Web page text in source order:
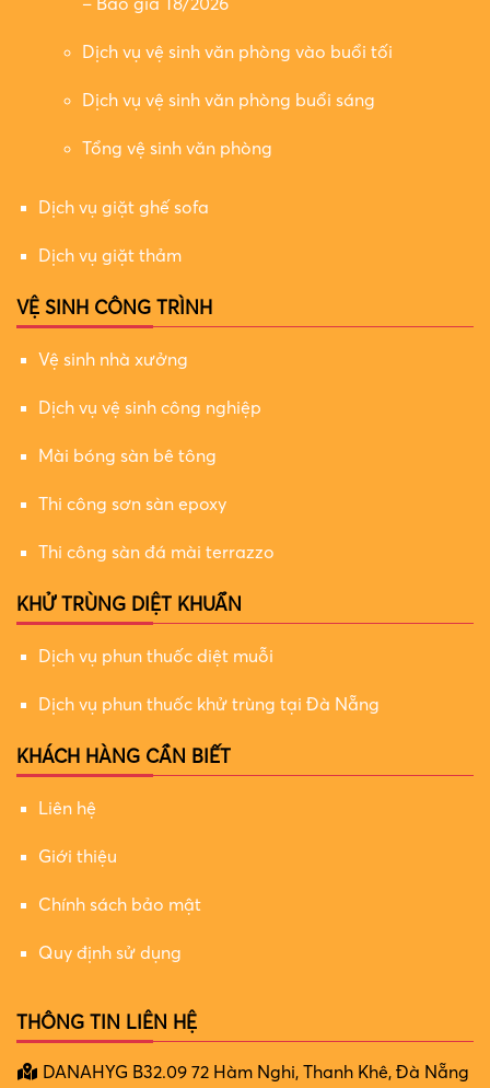
– Báo giá T8/2026
Dịch vụ vệ sinh văn phòng vào buổi tối
Dịch vụ vệ sinh văn phòng buổi sáng
Tổng vệ sinh văn phòng
Dịch vụ giặt ghế sofa
Dịch vụ giặt thảm
VỆ SINH CÔNG TRÌNH
Vệ sinh nhà xưởng
Dịch vụ vệ sinh công nghiệp
Mài bóng sàn bê tông
Thi công sơn sàn epoxy
Thi công sàn đá mài terrazzo
KHỬ TRÙNG DIỆT KHUẨN
Dịch vụ phun thuốc diệt muỗi
Dịch vụ phun thuốc khử trùng tại Đà Nẵng
KHÁCH HÀNG CẦN BIẾT
Liên hệ
Giới thiệu
Chính sách bảo mật
Quy định sử dụng
THÔNG TIN LIÊN HỆ
DANAHYG B32.09 72 Hàm Nghi, Thanh Khê, Đà Nẵng